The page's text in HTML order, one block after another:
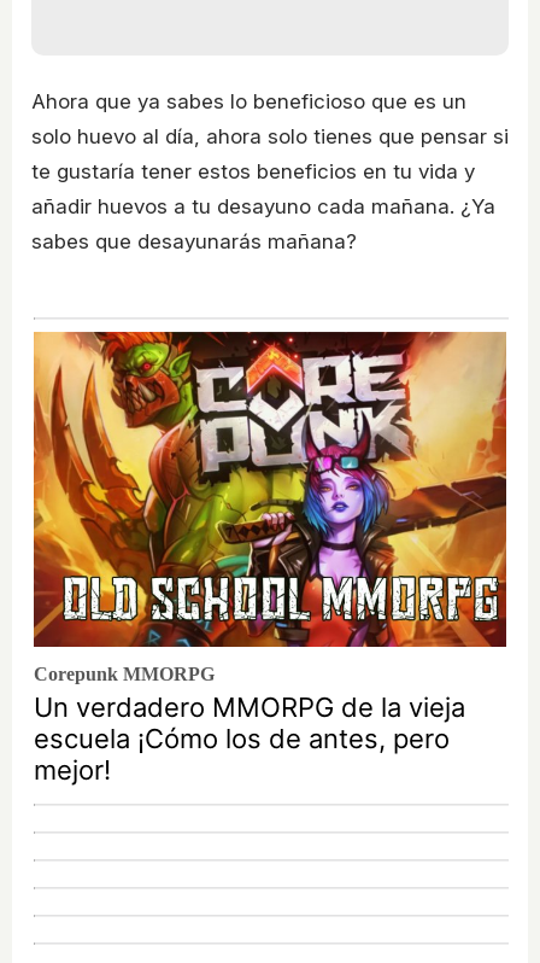
Ahora que ya sabes lo beneficioso que es un
solo huevo al día, ahora solo tienes que pensar si
te gustaría tener estos beneficios en tu vida y
añadir huevos a tu desayuno cada mañana. ¿Ya
sabes que desayunarás mañana?
Corepunk MMORPG
Un verdadero MMORPG de la vieja
escuela ¡Cómo los de antes, pero
mejor!